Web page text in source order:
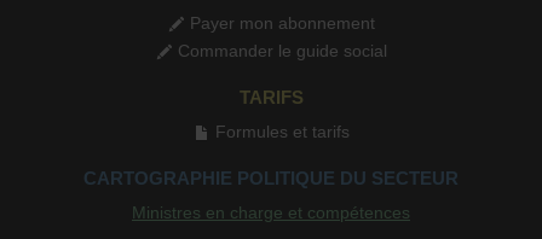
Payer mon abonnement
Commander le guide social
TARIFS
Formules et tarifs
CARTOGRAPHIE POLITIQUE DU SECTEUR
Ministres en charge et compétences